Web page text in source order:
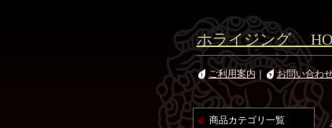
ホライジング
ご利用案内 お問い合わ
商品カテゴリ一覧